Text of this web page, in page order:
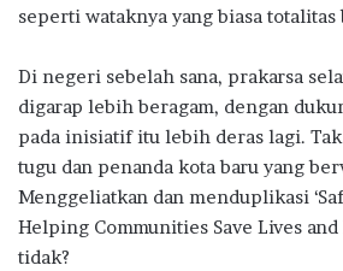
seperti wataknya yang biasa totalitas
Di negeri sebelah sana, prakarsa
digarap lebih beragam, dengan
pada inisiatif itu lebih deras lagi.
tugu dan penanda kota baru yang
Menggeliatkan dan menduplikasi
Helping Communities Save Lives and
tidak?